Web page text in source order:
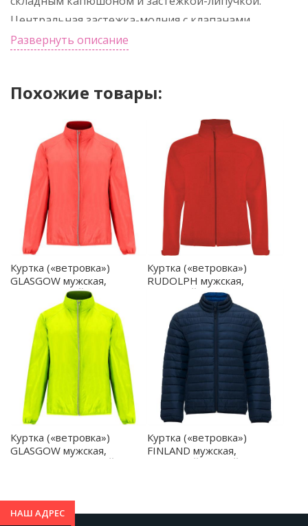
Центральная застежка-молния с клапанами.
Боковые карманы на застежке-молнии с
петлей для ремня на липучке.
Развернуть описание
Похожие товары:
Куртка («ветровка»)
GLASGOW мужская,
КОРАЛЛОВЫЙ
ФЛУОРЕСЦЕНТНЫЙ S -
CV505001234
Куртка («ветровка»)
RUDOLPH мужская,
КРАСНЫЙ S - SS64350160
Куртка («ветровка»)
GLASGOW мужская,
Куртка («ветровка»)
FINLAND мужская,
НАШ АДРЕС